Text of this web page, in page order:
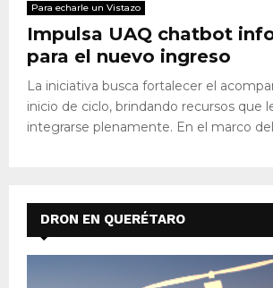
Para echarle un Vistazo
Impulsa UAQ chatbot
para el nuevo ingreso
La iniciativa busca fortalecer el
inicio de ciclo, brindando recursos que
integrarse plenamente. En el marco del
DRON EN QUERÉTARO